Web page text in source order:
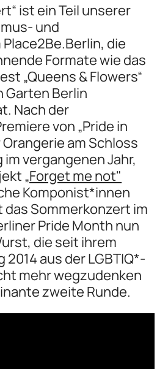
ist ein Teil unserer
und
die
Formate wie das
„Queens & Flowers“
Garten Berlin
Nach der
von „Pride in
am Schloss
vergangenen Jahr,
„Forget me not"
Komponist*innen
Sommerkonzert im
Pride Month nun
die seit ihrem
aus der LGBTIQ*-
mehr wegzudenken
zweite Runde.